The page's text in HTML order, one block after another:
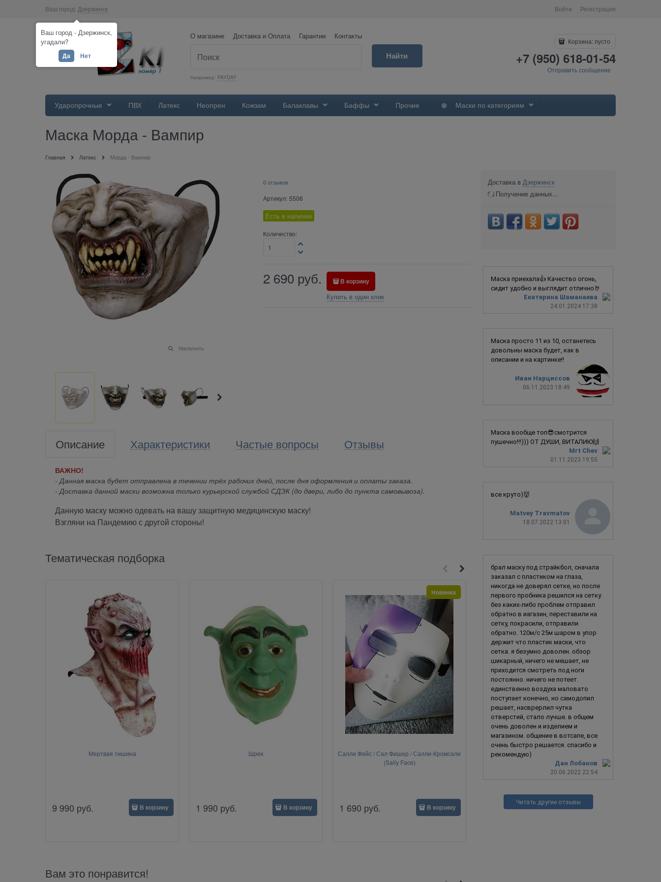
Ваш город: Дзержинск Войти Регистрация
О магазине Доставка и Оплата Гарантии Контакты
Например: PAYDAY
Найти
Корзина: пусто
+7 (950) 618-01-54
Отправить сообщение
Ударопрочные ПВХ Латекс Неопрен Кожзам Балаклавы Баффы Прочие Маски по категориям
Маска Морда - Вампир
Главная Латекс Морда - Вампир
Увеличить
0 отзывов
Артикул: 5506
Есть в наличии
Количество:
2 690 руб. В корзину
Купить в один клик
Описание Характеристики Частые вопросы Отзывы
ВАЖНО!
- Данная маска будет отправлена в течении трёх рабочих дней, после дня оформления и оплаты заказа.
- Доставка данной маски возможна только курьерской службой СДЭК (до двери, либо до пункта самовывоза).
Данную маску можно одевать на вашу защитную медицинскую маску!
Взгляни на Пандемию с другой стороны!
Тематическая подборка
Мертвая тишина
9 990 руб. В корзину
Шрек
1 990 руб. В корзину
Салли Фейс / Сал Фишер / Салли-Кромсали
(Sally Face)
Новинка
1 690 руб. В корзину
Хищник / Predator 4.0
4 990руб.
Вам это понравится!
Доставка в Дзержинск
Получение данных...
Екатерина Шаманаева
24.01.2024 17:38
Маска приехала👍 Качество огонь,
сидит удобно и выглядит отлично🤘
Иван Нарциссов
06.11.2023 18:49
Маска просто 11 из 10, останетесь
довольны маска будет, как в
описании и на картинке!!
Mrt Chev
01.11.2023 19:55
Маска вообще топ😎смотрится
пушечно!!!))) ОТ ДУШИ, ВИТАЛИЮ🙌
Matvey Travmatov
18.07.2022 13:01
все круто)👹
Дан Лобанов
20.06.2022 22:54
брал маску под страйкбол, сначала
заказал с пластиком на глаза,
никогда не доверял сетке, но после
первого пробника решился на сетку.
без каких-либо проблем отправил
обратно в иагазин, переставили на
сетку, покрасили, отправили
обратно. 120м/с 25м шаром в упор
держит что пластик маски, что
сетка. я безумно доволен. обзор
шикарный, ничего не мешает, не
приходится смотреть под ноги
постоянно. ничего не потеет.
единственно воздуха маловато
поступает конечно, но самодопил
решает, насврерлил чутка
отверстий, стало лучше. в общем
очень доволен и изделием и
магазином. общение в вотсапе, все
очень быстро решается. спасибо и
рекомендую)
Читать другие отзывы
Ваш город - Дзержинск,
угадали?
Да Нет